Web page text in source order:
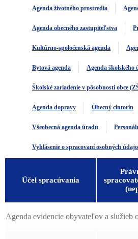
Agenda životného prostredia
Agenda obecného zastupiteľstva
Kultúrno-spoločenská agenda
Bytová agenda Agenda školského
Školské zariadenie v pôsobnosti obce
Agenda dopravy Obecný cintorín
Všeobecná agenda úradu
Vyhlásenie o spracovaní osobných
Účel spracúvania
Agenda evidencie obyvateľov a služieb